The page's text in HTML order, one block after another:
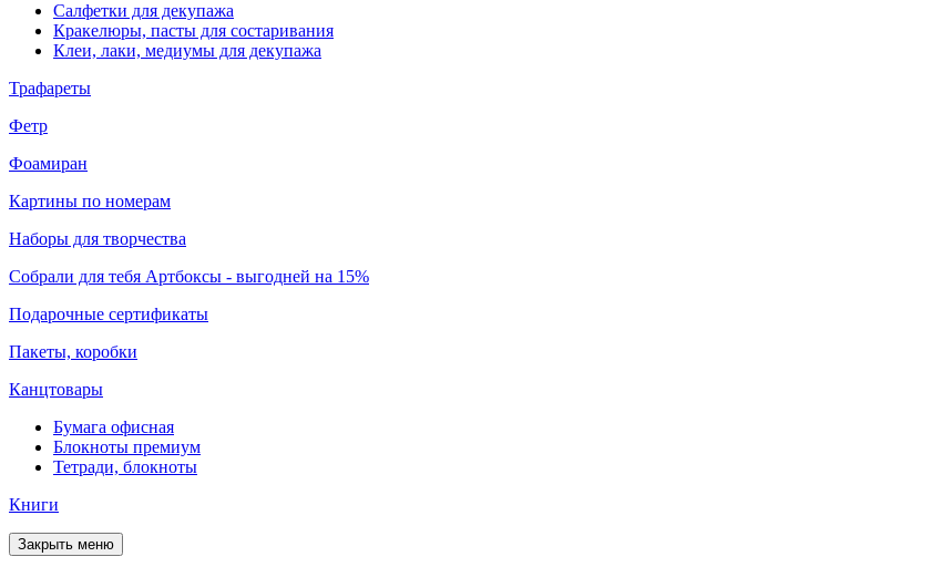
Салфетки для декупажа
Кракелюры, пасты для состаривания
Клеи, лаки, медиумы для декупажа
Трафареты
Фетр
Фоамиран
Картины по номерам
Наборы для творчества
Собрали для тебя Артбоксы - выгодней на 15%
Подарочные сертификаты
Пакеты, коробки
Канцтовары
Бумага офисная
Блокноты премиум
Тетради, блокноты
Книги
Закрыть меню